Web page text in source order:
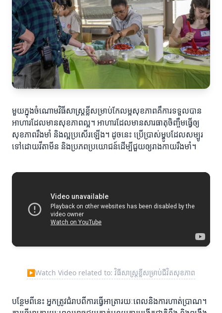
មួយក្នុងចំណោមវិធីសាស្ត្រខ្លីសម្រាប់កែលម្អសុខភាពគឺការទទួលបាន
អាហារដែលមានសុខភាពល្អ។ អាហារដែលមានសារធាតុចិញ្ចឹមធ្វើឲ្យ
សុខភាពរឹងមាំ និងល្អប្រសើរឡើង។ ដូចនេះ ប្រើប្រាស់ម្ហូបដែលសម្បូរ
ទៅដោយវីតាមីន និងប្រភពប្រយោជន៍ដើម្បីជួយឲ្យរាងកាយរឹងមាំ។
▶Watch Video related to: វិធីសាស្ត្រខ្លីសម្រាប់ជីវិតសុខភាព
បន្ថែមពីនេះ អ្នកត្រូវជំរាបពីការធ្វើអាត្រារយៈពេលនិងការហាត់ប្រាណ។